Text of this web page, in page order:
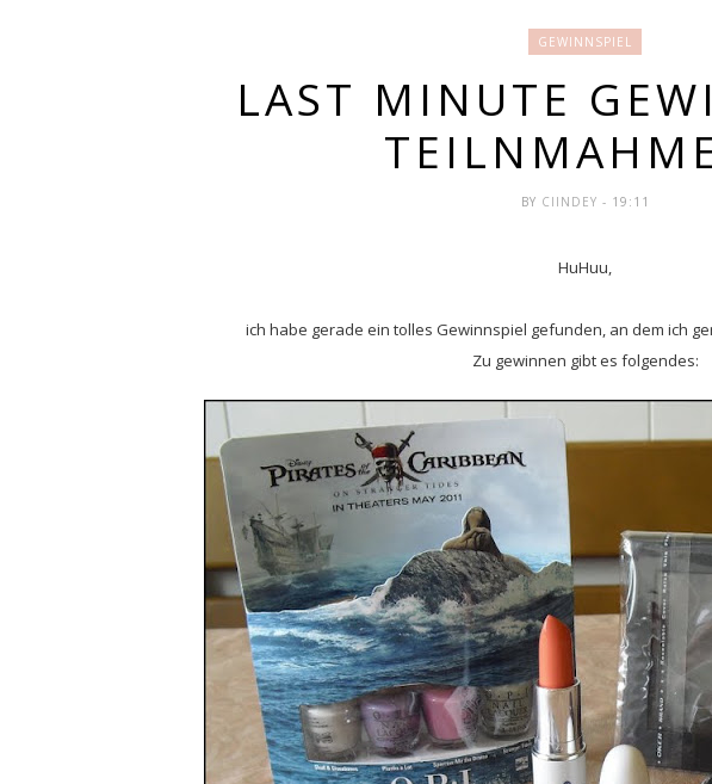
GEWINNSPIEL
LAST MINUTE
BY CIINDEY - 19:11
HuHuu,
ich habe gerade ein tolles Gewinnspiel gefunden, an dem ich
Zu gewinnen gibt es folgendes: